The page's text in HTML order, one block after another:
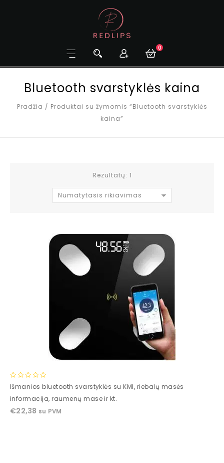
0
Bluetooth svarstyklės kaina
Pradžia / Produktai su žymomis “Bluetooth svarstyklės
kaina”
Rezultatų: 1
Numatytasis rikiavimas
0
of
5
Išmanios bluetooth svarstyklės su KMI, riebalų masės
informacija, raumenų mase ir kt.
€22,38 su PVM